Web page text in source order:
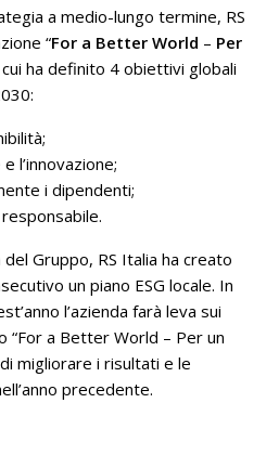
a medio-lungo termine, RS
“For a Better World – Per
cui ha definito 4 obiettivi globali
l’innovazione;
i dipendenti;
Gruppo, RS Italia ha creato
un piano ESG locale. In
l’azienda farà leva sui
“For a Better World – Per un
migliorare i risultati e le
precedente.